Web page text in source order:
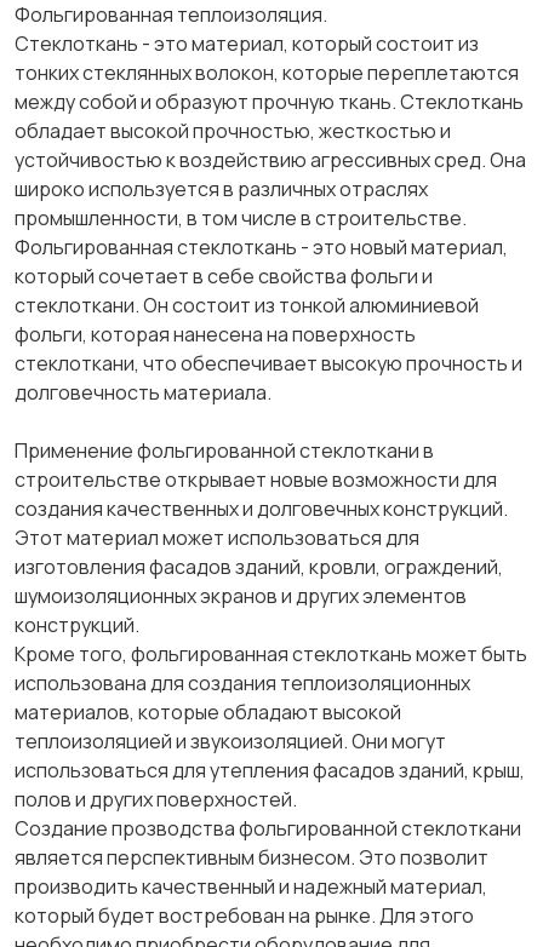
Фольгированная теплоизоляция.
Стеклоткань - это материал, который состоит из
тонких стеклянных волокон, которые переплетаются
между собой и образуют прочную ткань. Стеклоткань
обладает высокой прочностью, жесткостью и
устойчивостью к воздействию агрессивных сред. Она
широко используется в различных отраслях
промышленности, в том числе в строительстве.
Фольгированная стеклоткань - это новый материал,
который сочетает в себе свойства фольги и
стеклоткани. Он состоит из тонкой алюминиевой
фольги, которая нанесена на поверхность
стеклоткани, что обеспечивает высокую прочность и
долговечность материала.
Применение фольгированной стеклоткани в
строительстве открывает новые возможности для
создания качественных и долговечных конструкций.
Этот материал может использоваться для
изготовления фасадов зданий, кровли, ограждений,
шумоизоляционных экранов и других элементов
конструкций.
Кроме того, фольгированная стеклоткань может быть
использована для создания теплоизоляционных
материалов, которые обладают высокой
теплоизоляцией и звукоизоляцией. Они могут
использоваться для утепления фасадов зданий, крыш,
полов и других поверхностей.
Создание прозводства фольгированной стеклоткани
является перспективным бизнесом. Это позволит
производить качественный и надежный материал,
который будет востребован на рынке. Для этого